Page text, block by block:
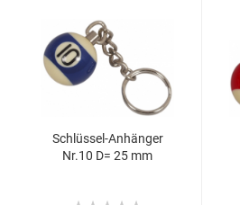
Schlüssel-​​An­hän­ger
Nr.10 D= 25 mm